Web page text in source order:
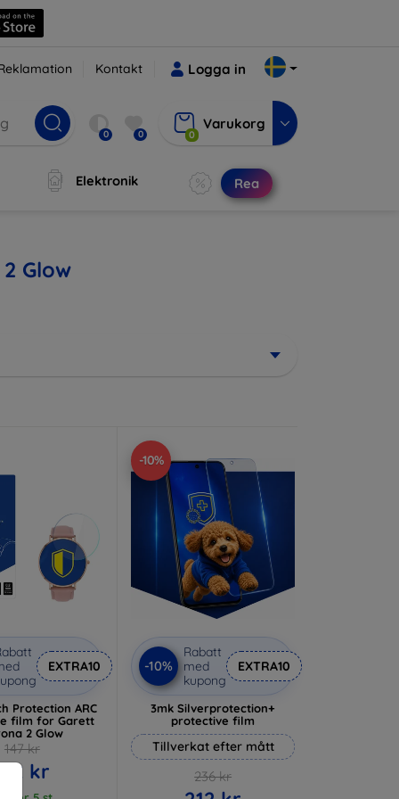
Kontakt Logga in
0 0 0
Varukorg
Elektronik Rea
Glow
EXTRA10
Protection ARC
film for Garett
2 Glow
147 kr
kr
-10%
-10%
Rabatt
med
kupong
EXTRA10
3mk Silverprotection+
protective film
Tillverkat efter mått
236 kr